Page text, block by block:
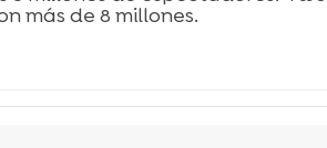
más de 8 millones.